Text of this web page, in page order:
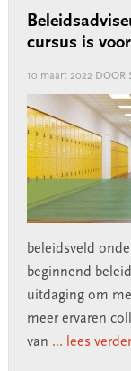
cursus is
10 maart 2022 DOOR
beleidsveld
beginnend
uitdaging om
meer ervaren
van ... lees verder